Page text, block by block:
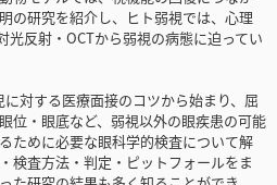
の研究を紹介し、ヒト弱視では、心理
光反射・OCTから弱視の病態に迫ってい
対する医療面接のコツから始まり、屈
位・眼底など、弱視以外の眼疾患の可能
ために必要な眼科学的検査について解
検査方法・判定・ピットフォールをま